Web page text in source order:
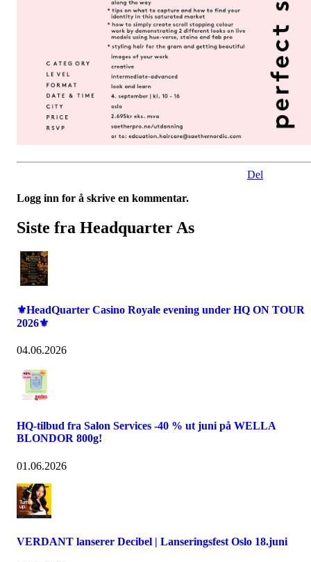
Del
Logg inn for å skrive en kommentar.
Siste fra Headquarter As
⚜️HeadQuarter Casino Royale evening under HQ ON TOUR
2026⚜️
04.06.2026
HQ-tilbud fra Salon Services -40 % ut juni på WELLA
BLONDOR 800g!
01.06.2026
VERDANT lanserer Decibel | Lanseringsfest Oslo 18.juni